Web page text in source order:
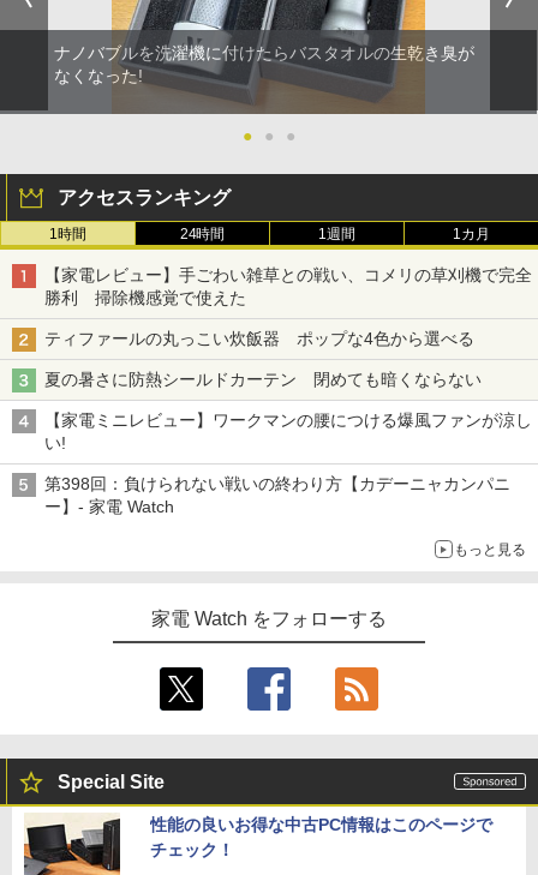
ナノバブルを洗濯機に付けたらバスタオルの生乾き臭が
なくなった!
● ● ●
アクセスランキング
1時間 24時間 1週間 1カ月
【家電レビュー】手ごわい雑草との戦い、コメリの草刈機で完全
勝利 掃除機感覚で使えた
ティファールの丸っこい炊飯器 ポップな4色から選べる
夏の暑さに防熱シールドカーテン 閉めても暗くならない
【家電ミニレビュー】ワークマンの腰につける爆風ファンが涼し
い!
第398回：負けられない戦いの終わり方【カデーニャカンパニ
ー】- 家電 Watch
もっと見る
家電 Watch をフォローする
Special Site
性能の良いお得な中古PC情報はこのページで
チェック！